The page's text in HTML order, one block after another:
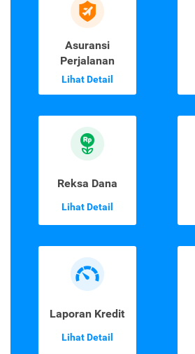
Asuransi
Perjalanan
Lihat Detail
Reksa Dana
Lihat Detail
Laporan Kredit
Lihat Detail